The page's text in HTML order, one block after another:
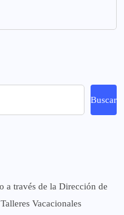
Buscar
a través de la Dirección de
Vacacionales